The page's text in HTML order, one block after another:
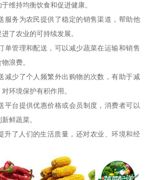
维持均衡饮食和促进健康。
服务为农民提供了稳定的销售渠道，帮助他
了农业的可持续发展。
单管理和配送，可以减少蔬菜在运输和销售
浪费。
减少了个人频繁外出购物的次数，有助于减
环境保护有积作用。
平台提供优惠价格或会员制度，消费者可以
鲜蔬菜。
升了人们的生活质量，还对农业、环境和经